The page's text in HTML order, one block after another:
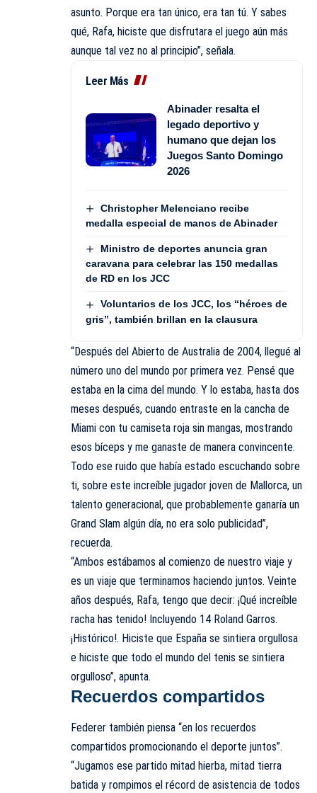
asunto. Porque era tan único, era tan tú. Y sabes
qué, Rafa, hiciste que disfrutara el juego aún más
aunque tal vez no al principio”, señala.
Leer Más
Abinader resalta el
legado deportivo y
humano que dejan los
Juegos Santo Domingo
2026
Christopher Melenciano recibe
medalla especial de manos de Abinader
Ministro de deportes anuncia gran
caravana para celebrar las 150 medallas
de RD en los JCC
Voluntarios de los JCC, los “héroes de
gris”, también brillan en la clausura
“Después del Abierto de Australia de 2004, llegué al
número uno del mundo por primera vez. Pensé que
estaba en la cima del mundo. Y lo estaba, hasta dos
meses después, cuando entraste en la cancha de
Miami con tu camiseta roja sin mangas, mostrando
esos bíceps y me ganaste de manera convincente.
Todo ese ruido que había estado escuchando sobre
ti, sobre este increíble jugador joven de Mallorca, un
talento generacional, que probablemente ganaría un
Grand Slam algún día, no era solo publicidad”,
recuerda.
“Ambos estábamos al comienzo de nuestro viaje y
es un viaje que terminamos haciendo juntos. Veinte
años después, Rafa, tengo que decir: ¡Qué increíble
racha has tenido! Incluyendo 14 Roland Garros.
¡Histórico!. Hiciste que España se sintiera orgullosa
e hiciste que todo el mundo del tenis se sintiera
orgulloso”, apunta.
Recuerdos compartidos
Federer también piensa “en los recuerdos
compartidos promocionando el deporte juntos”.
“Jugamos ese partido mitad hierba, mitad tierra
batida y rompimos el récord de asistencia de todos